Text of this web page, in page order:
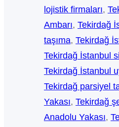
lojistik firmaları,
Ambarı, Tekirdağ
taşıma, Tekirdağ
Tekirdağ İstanbul
Tekirdağ İstanbul
Tekirdağ parsiyel
Yakası, Tekirdağ
Anadolu Yakası,